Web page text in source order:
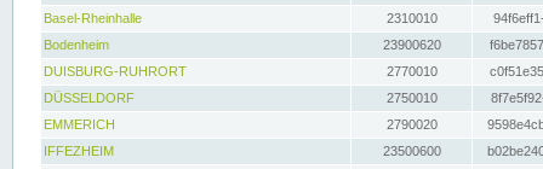
Basel-Rheinhalle
2310010
Bodenheim
23900620
DUISBURG-RUHRORT
2770010
DÜSSELDORF
2750010
EMMERICH
2790020
IFFEZHEIM
23500600